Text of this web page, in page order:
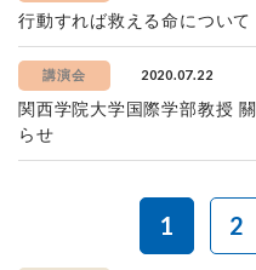
行動すれば救える命につい
講演会 2020.07.22
関西学院大学国際学部教授
らせ
1 2